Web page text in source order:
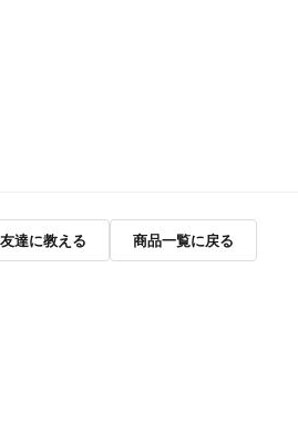
友達に教える 商品一覧に戻る